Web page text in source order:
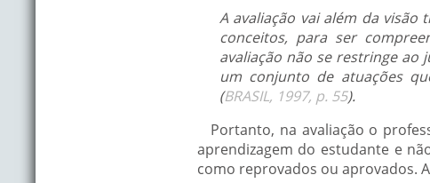
A avaliação vai além da
conceitos, para ser
avaliação não se restringe ao
um conjunto de atuações
(BRASIL, 1997, p. 55).
Portanto, na avaliação o
aprendizagem do estudante e
como reprovados ou aprovados.